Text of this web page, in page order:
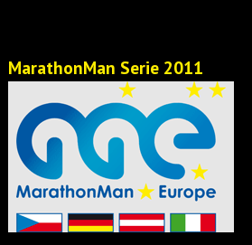
MarathonMan Serie 2011